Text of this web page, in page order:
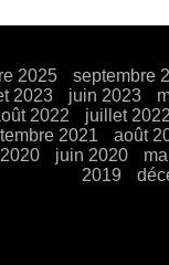
2025 septembre
2023
juin 2023
2022
juillet 2022
2021
août
juin 2020
2019